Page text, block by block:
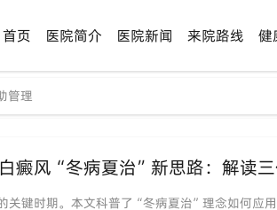
首页 医院简介 医院新闻 来院路线 健
管理
白癜风“冬病夏治”新思路：解读
键时期。本文科普了“冬病夏治”理念如何应